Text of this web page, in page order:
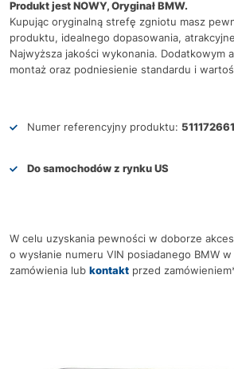
Produkt jest NOWY, Oryginał BMW.
Kupując oryginalną strefę zgniotu masz
produktu, idealnego dopasowania,
Najwyższa jakości wykonania. Dodatkowym
montaż oraz podniesienie standardu i
Numer referencyjny produktu:
Do samochodów z rynku US
W celu uzyskania pewności w doborze
o wysłanie numeru VIN posiadanego BMW
zamówienia lub kontakt przed